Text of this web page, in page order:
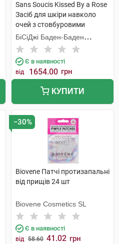
Sans Soucis Kissed By a Rose
Засіб для шкіри навколо
очей з стовбуровими
клітинами троянди 15 мл 1
банка
БіСіДжі Баден-Баден
Косметікс Груп Гмбх
Є в наявності
від 1654.00 грн
КУПИТИ
−30%
Biovene Патчі протизапальні
від прищів 24 шт
Biovene Cosmetics SL
Є в наявності
від 58.60 41.02 грн